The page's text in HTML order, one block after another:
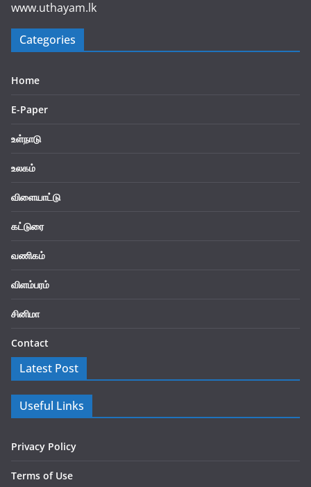
www.uthayam.lk
Categories
Home
E-Paper
உள்நாடு
உலகம்
விளையாட்டு
கட்டுரை
வணிகம்
விளம்பரம்
சினிமா
Contact
Latest Post
Useful Links
Privacy Policy
Terms of Use